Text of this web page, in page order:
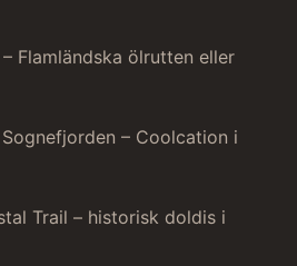
Flamländska ölrutten eller
– Coolcation i
Trail – historisk doldis i